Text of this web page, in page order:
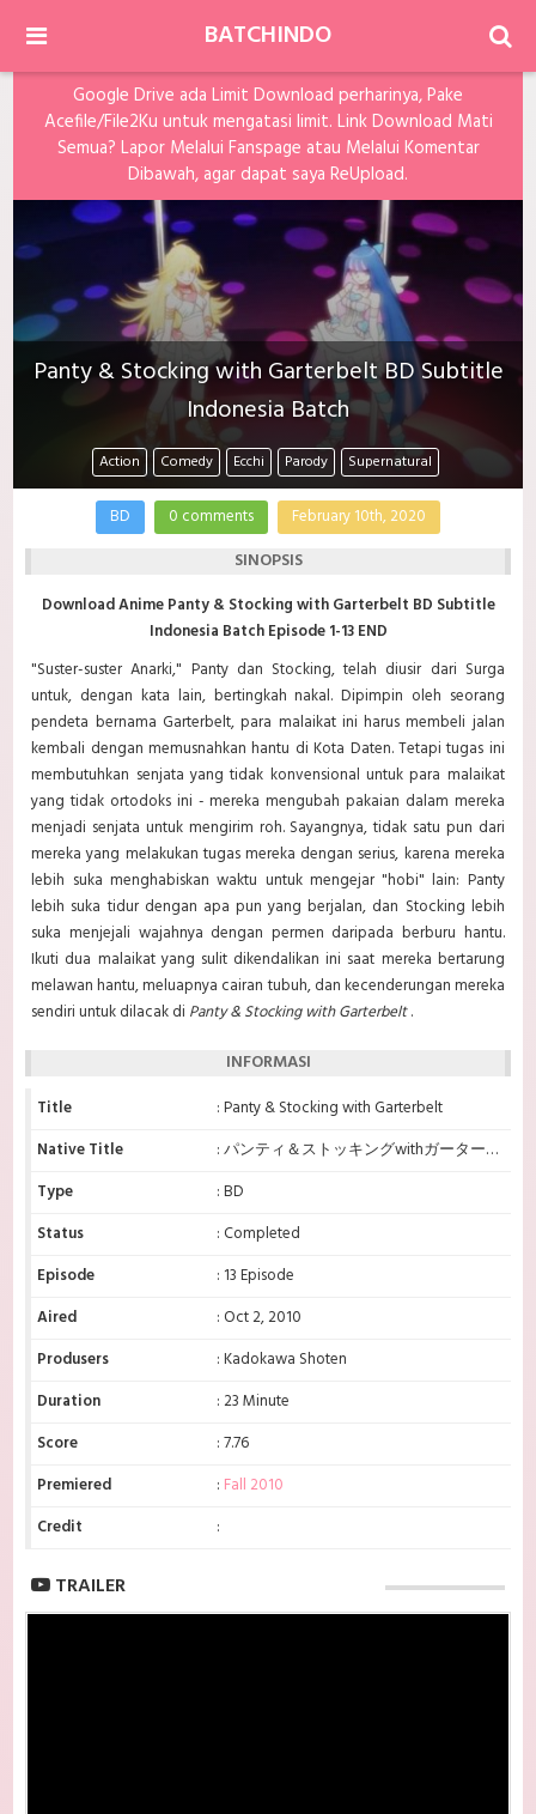
BATCHINDO
Google Drive ada Limit Download perharinya, Pake
Acefile/File2Ku untuk mengatasi limit. Link Download Mati
Semua? Lapor Melalui Fanspage atau Melalui Komentar
Dibawah, agar dapat saya ReUpload.
Panty & Stocking with Garterbelt BD Subtitle
Indonesia Batch
Action Comedy Ecchi Parody Supernatural
BD 0 comments February 10th, 2020
SINOPSIS
Download Anime Panty & Stocking with Garterbelt BD Subtitle
Indonesia Batch Episode 1-13 END
"Suster-suster Anarki," Panty dan Stocking, telah diusir dari Surga
untuk, dengan kata lain, bertingkah nakal. Dipimpin oleh seorang
pendeta bernama Garterbelt, para malaikat ini harus membeli jalan
kembali dengan memusnahkan hantu di Kota Daten. Tetapi tugas ini
membutuhkan senjata yang tidak konvensional untuk para malaikat
yang tidak ortodoks ini - mereka mengubah pakaian dalam mereka
menjadi senjata untuk mengirim roh. Sayangnya, tidak satu pun dari
mereka yang melakukan tugas mereka dengan serius, karena mereka
lebih suka menghabiskan waktu untuk mengejar "hobi" lain: Panty
lebih suka tidur dengan apa pun yang berjalan, dan Stocking lebih
suka menjejali wajahnya dengan permen daripada berburu hantu.
Ikuti dua malaikat yang sulit dikendalikan ini saat mereka bertarung
melawan hantu, meluapnya cairan tubuh, dan kecenderungan mereka
sendiri untuk dilacak di Panty & Stocking with Garterbelt.
INFORMASI
Title
: Panty & Stocking with Garterbelt
Native Title
: パンティ＆ストッキングwithガーターベルト
Type
: BD
Status
: Completed
Episode
: 13 Episode
Aired
: Oct 2, 2010
Produsers
: Kadokawa Shoten
Duration
: 23 Minute
Score
: 7.76
Premiered
: Fall 2010
Credit
:
TRAILER